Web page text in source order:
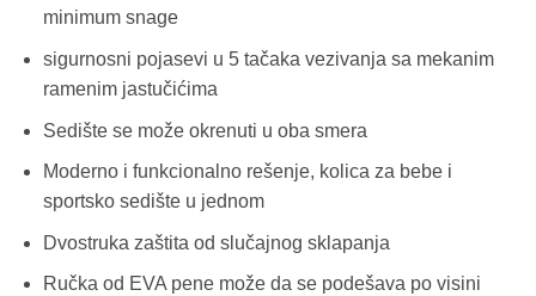
minimum snage
sigurnosni pojasevi u 5 tačaka vezivanja sa mekanim
ramenim jastučićima
Sedište se može okrenuti u oba smera
Moderno i funkcionalno rešenje, kolica za bebe i
sportsko sedište u jednom
Dvostruka zaštita od slučajnog sklapanja
Ručka od EVA pene može da se podešava po visini